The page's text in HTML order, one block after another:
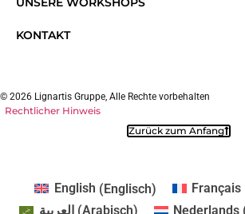
KONTAKT
© 2026 Lignartis Gruppe, Alle Rechte vorbehalten
Rechtlicher Hinweis
Zurück zum Anfang
English (Englisch) Français
العربية (Arabisch) Nederlands